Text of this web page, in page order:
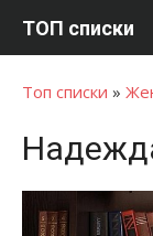
ТОП списки
Топ списки »